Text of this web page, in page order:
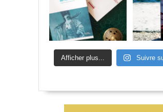
Afficher plus... Suivre